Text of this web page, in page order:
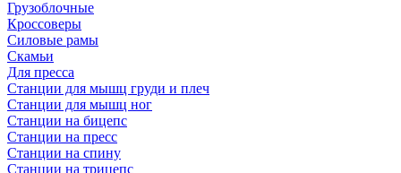
Грузоблочные
Кроссоверы
Силовые рамы
Скамьи
Для пресса
Станции для мышц груди и плеч
Станции для мышц ног
Станции на бицепс
Станции на пресс
Станции на спину
Станции на трицепс